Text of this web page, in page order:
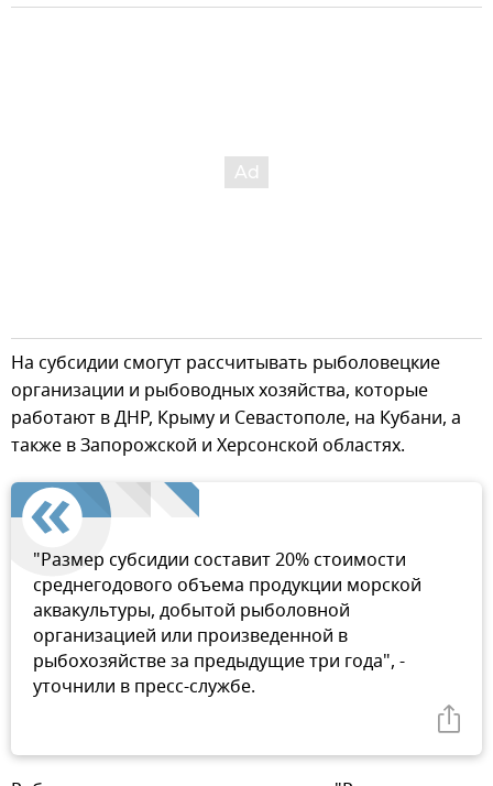
На субсидии смогут рассчитывать рыболовецкие
организации и рыбоводных хозяйства, которые
работают в ДНР, Крыму и Севастополе, на Кубани, а
также в Запорожской и Херсонской областях.
"Размер субсидии составит 20% стоимости
среднегодового объема продукции морской
аквакультуры, добытой рыболовной
организацией или произведенной в
рыбохозяйстве за предыдущие три года", -
уточнили в пресс-службе.